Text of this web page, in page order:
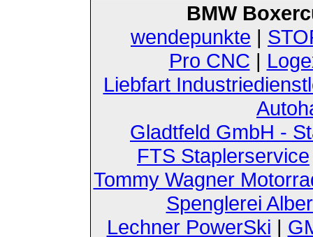
BMW
wendepunkte |
Pro CNC |
Liebfart
Gladtfeld GmbH -
FTS Staplerservice
Tommy Wagner
Spenglerei
Lechner PowerSki |